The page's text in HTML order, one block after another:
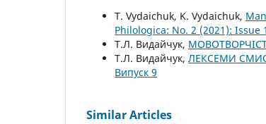
T. Vydaichuk, K. Vydaichuk,
Philologica: No. 2 (2021): Issue
Т.Л. Видайчук,
Т.Л. Видайчук, ЛЕКСЕМИ
Випуск 9
Similar Articles